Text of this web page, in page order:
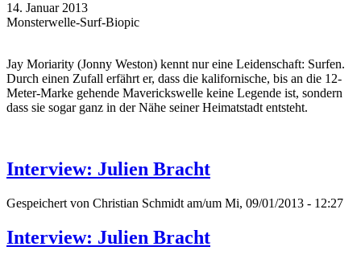
14. Januar 2013
Monsterwelle-Surf-Biopic
Jay Moriarity (Jonny Weston) kennt nur eine Leidenschaft: Surfen.
Durch einen Zufall erfährt er, dass die kalifornische, bis an die 12-
Meter-Marke gehende Maverickswelle keine Legende ist, sondern
dass sie sogar ganz in der Nähe seiner Heimatstadt entsteht.
Interview: Julien Bracht
Gespeichert von Christian Schmidt am/um Mi, 09/01/2013 - 12:27
Interview: Julien Bracht